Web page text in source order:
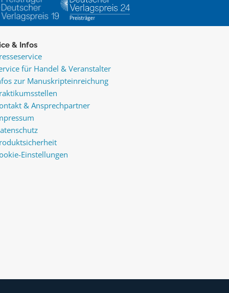
& Infos
für Handel & Veranstalter
zur Manuskripteinreichung
& Ansprechpartner
Einstellungen